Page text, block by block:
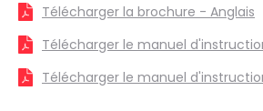
Télécharger la brochure - Anglais
Télécharger le manuel
Télécharger le manuel